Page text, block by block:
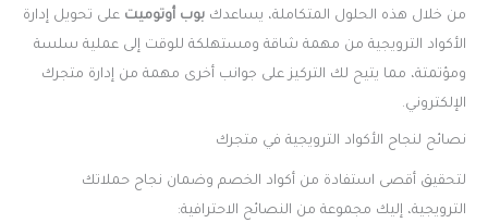
من خلال هذه الحلول المتكاملة، يساعدك بوب أوتوميت على تحويل إدارة
الأكواد الترويجية من مهمة شاقة ومستهلكة للوقت إلى عملية سلسة
ومؤتمتة، مما يتيح لك التركيز على جوانب أخرى مهمة من إدارة متجرك
الإلكتروني.
نصائح لنجاح الأكواد الترويجية في متجرك
لتحقيق أقصى استفادة من أكواد الخصم وضمان نجاح حملاتك
الترويجية، إليك مجموعة من النصائح الاحترافية: